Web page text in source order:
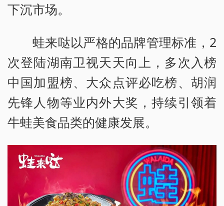
下沉市场。
蛙来哒以严格的品牌管理标准，2
次登陆湖南卫视天天向上，多次入榜
中国加盟榜、大众点评必吃榜、胡润
先锋人物等业内外大奖，持续引领着
牛蛙美食品类的健康发展。